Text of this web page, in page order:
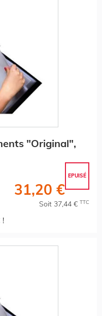
"Original",
EPUISÉ
31,20 €
Soit 37,44 € TTC
!